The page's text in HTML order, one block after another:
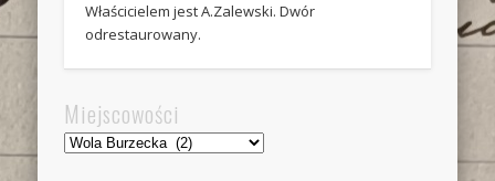
Właścicielem jest A.Zalewski. Dwór
odrestaurowany.
Miejscowości
Miejscowości